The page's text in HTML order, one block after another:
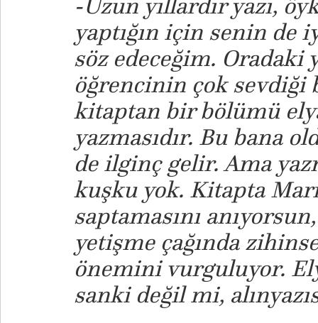
-Uzun yıllardır yazı,
yaptığın için senin de
söz edeceğim.
öğrencinin çok
kitaptan bir bölümü
yazmasıdır. Bu bana
de ilginç gelir. Ama
kuşku yok. Kitapta
saptamasını
yetişme çağında
önemini vurguluyor.
sanki değil mi,